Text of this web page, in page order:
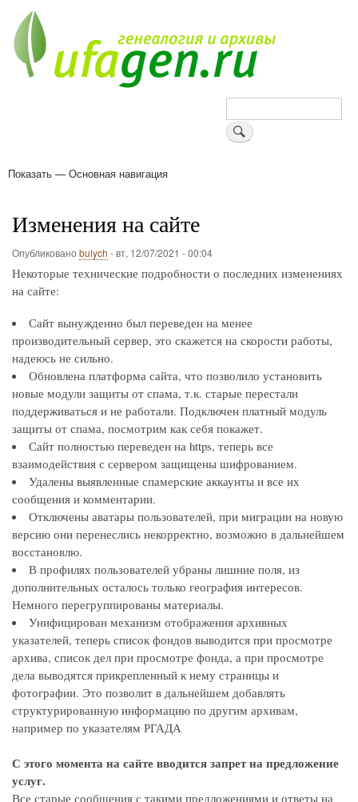
основному
содержанию
Поиск
Основная
Показать — Основная навигация
Изменения на сайте
Опубликовано bulych -вт, 12/07/2021 - 00:04
Некоторые технические подробности о последних изменениях
на сайте:
Сайт вынужденно был переведен на менее
производительный сервер, это скажется на скорости работы,
надеюсь не сильно.
Обновлена платформа сайта, что позволило установить
новые модули защиты от спама, т.к. старые перестали
поддерживаться и не работали. Подключен платный модуль
защиты от спама, посмотрим как себя покажет.
Сайт полностью переведен на https, теперь все
взаимодействия с сервером защищены шифрованием.
Удалены выявленные спамерские аккаунты и все их
сообщения и комментарии.
Отключены аватары пользователей, при миграции на новую
версию они перенеслись некорректно, возможно в дальнейшем
восстановлю.
В профилях пользователей убраны лишние поля, из
дополнительных осталось только география интересов.
Немного перегруппированы материалы.
Унифицирован механизм отображения архивных
указателей, теперь список фондов выводится при просмотре
архива, список дел при просмотре фонда, а при просмотре
дела выводятся прикрепленный к нему страницы и
фотографии. Это позволит в дальнейшем добавлять
структурированную информацию по другим архивам,
например по указателям РГАДА
С этого момента на сайте вводится запрет на предложение
услуг.
Все старые сообщения с такими предложениями и ответы на